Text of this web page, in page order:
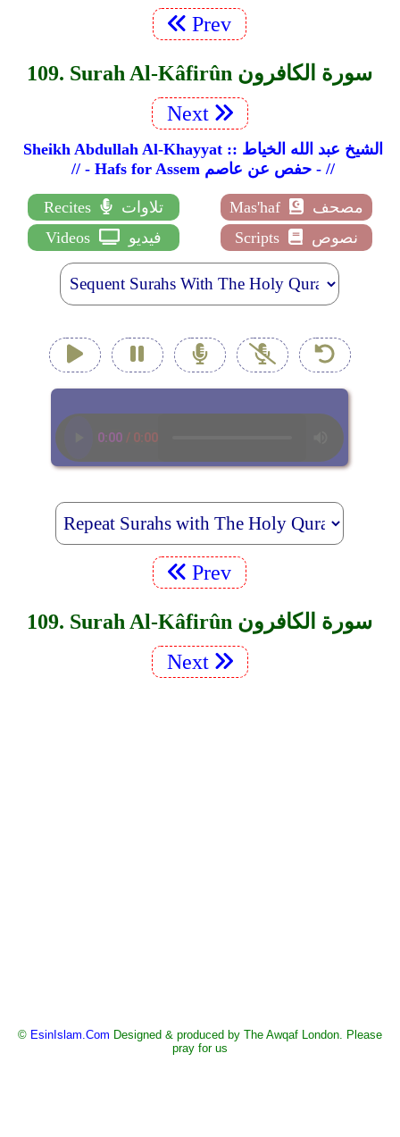
Prev
109. Surah Al-Kâfirûn سورة الكافرون
Next
Sheikh Abdullah Al-Khayyat :: الشيخ عبد الله الخياط
// - Hafs for Assem حفص عن عاصم - //
Recites تلاوات Mas'haf
مصحف
Videos
فيديو Scripts نصوص
Prev
109. Surah Al-Kâfirûn سورة الكافرون
Next
© EsinIslam.Com Designed & produced by The Awqaf London. Please
pray for us